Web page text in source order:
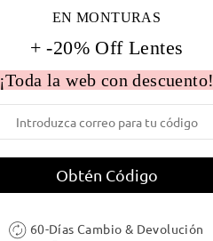
EN MONTURAS
+ -20% Off Lentes
¡Toda la web con descuento!
Obtén Código
60-Días Cambio & Devolución